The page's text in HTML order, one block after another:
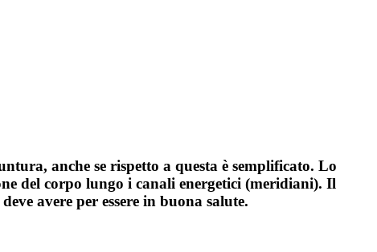
anche se rispetto a questa è semplificato. Lo
del corpo lungo i canali energetici (meridiani). Il
avere per essere in buona salute.